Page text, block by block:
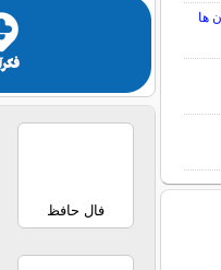
ها
فال حافظ